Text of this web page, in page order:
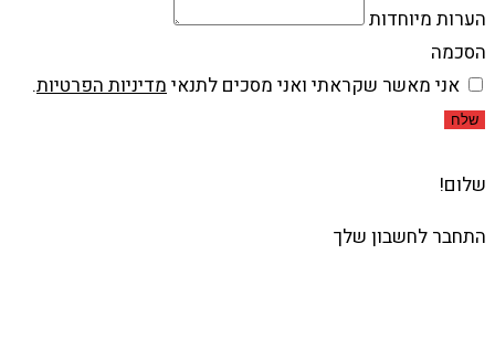
הערות מיוחדות
הסכמה
אני מאשר שקראתי ואני מסכים לתנאי מדיניות הפרטיות.
שלח
שלום!
התחבר לחשבון שלך